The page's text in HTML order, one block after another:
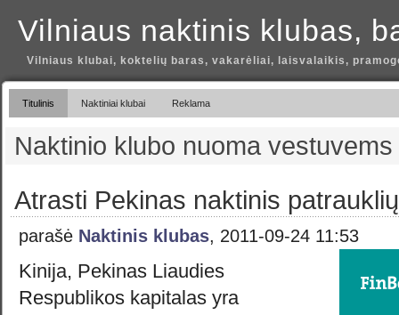
Vilniaus naktinis klubas,
Vilniaus klubai, koktelių baras, vakarėliai, laisvalaikis,
Titulinis Naktiniai klubai Reklama
Naktinio klubo nuoma vestuvems
Atrasti Pekinas naktinis
parašė Naktinis klubas, 2011-09-24 11:53
Kinija, Pekinas Liaudies
Respublikos kapitalas yra